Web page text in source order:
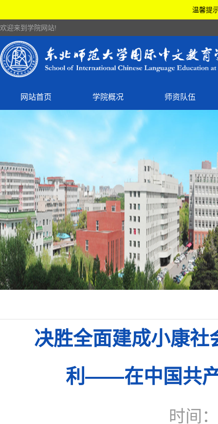
温馨提
欢迎来到学院网站!
网站首页 学院概况 师资队伍
决胜全面建成小康社
利——在中国共产
时间